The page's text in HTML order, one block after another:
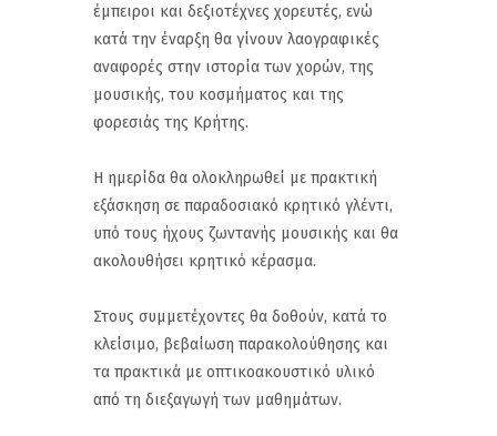
έμπειροι και δεξιοτέχνες χορευτές, ενώ
κατά την έναρξη θα γίνουν λαογραφικές
αναφορές στην ιστορία των χορών, της
μουσικής, του κοσμήματος και της
φορεσιάς της Κρήτης.
Η ημερίδα θα ολοκληρωθεί με πρακτική
εξάσκηση σε παραδοσιακό κρητικό γλέντι,
υπό τους ήχους ζωντανής μουσικής και θα
ακολουθήσει κρητικό κέρασμα.
Στους συμμετέχοντες θα δοθούν, κατά το
κλείσιμο, βεβαίωση παρακολούθησης και
τα πρακτικά με οπτικοακουστικό υλικό
από τη διεξαγωγή των μαθημάτων.